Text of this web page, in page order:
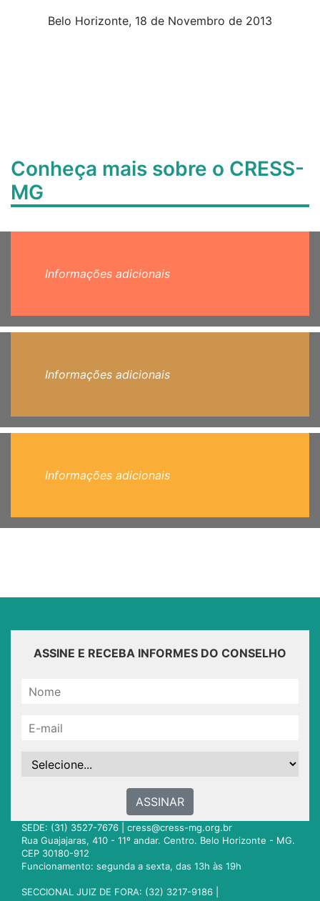
Belo Horizonte, 18 de Novembro de 2013
Conheça mais sobre o CRESS-
MG
Informações adicionais
Informações adicionais
Informações adicionais
ASSINE E RECEBA INFORMES DO CONSELHO
ASSINAR
SEDE: (31) 3527-7676 | cress@cress-mg.org.br
Rua Guajajaras, 410 - 11º andar. Centro. Belo Horizonte - MG.
CEP 30180-912
Funcionamento: segunda a sexta, das 13h às 19h
SECCIONAL JUIZ DE FORA: (32) 3217-9186 |